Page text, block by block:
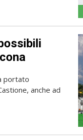
portato
anche ad